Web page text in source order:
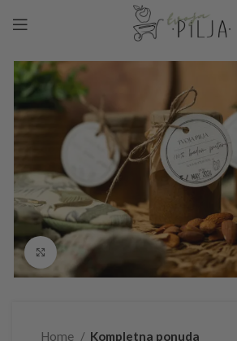
Click to enlarge
Home Kompletna ponuda